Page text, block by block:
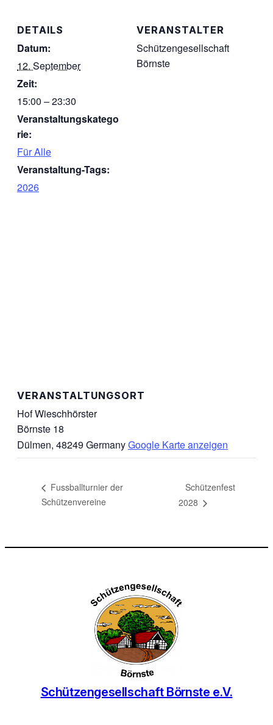
DETAILS
Datum:
12. September
Zeit:
15:00 – 23:30
Veranstaltungskatego
rie:
Für Alle
Veranstaltung-Tags:
2026
VERANSTALTER
Schützengesellschaft
Börnste
VERANSTALTUNGSORT
Hof Wieschhörster
Börnste 18
Dülmen, 48249 GermanyGoogle Karte anzeigen
Fussballturnier der
Schützenvereine
Schützenfest
2028
Schützengesellschaft Börnste e.V.